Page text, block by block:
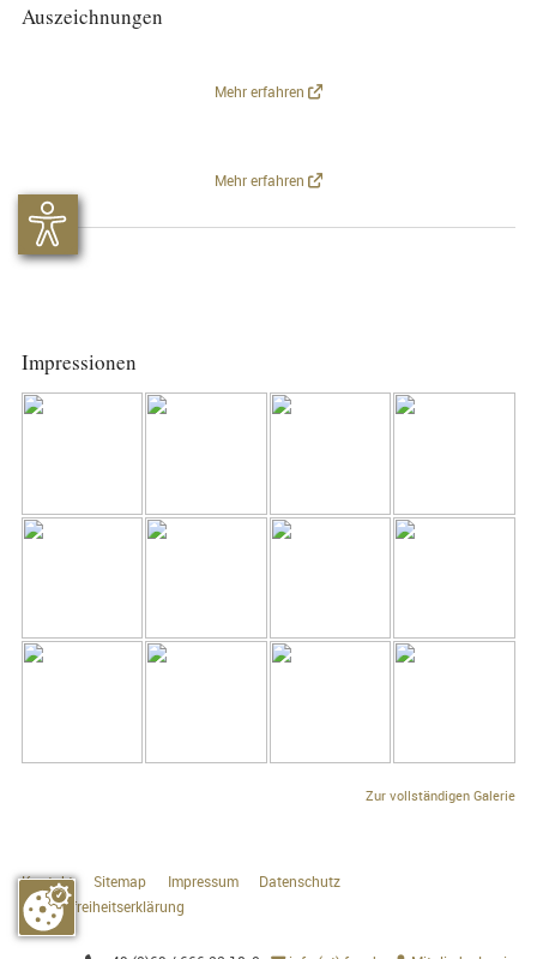
Auszeichnungen
Mehr erfahren
Mehr erfahren
Impressionen
Zur vollständigen Galerie
Kontakt Sitemap Impressum
Datenschutz
Barrierefreiheitserklärung